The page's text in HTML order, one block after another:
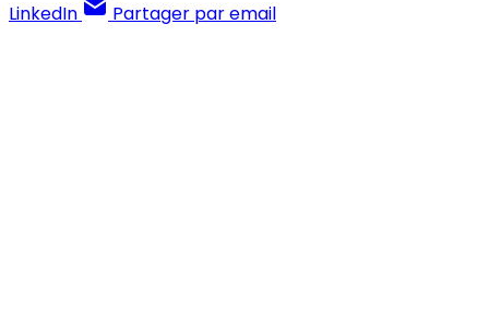
LinkedIn
Partager par email